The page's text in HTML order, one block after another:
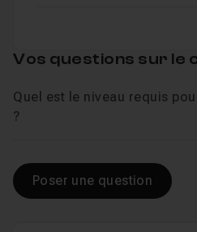
Vos questions sur le
Quel est le niveau requis
?
Poser une question